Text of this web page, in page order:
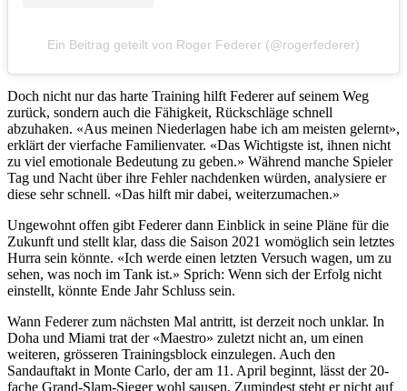
Ein Beitrag geteilt von Roger Federer (@rogerfederer)
Doch nicht nur das harte Training hilft Federer auf seinem Weg
zurück, sondern auch die Fähigkeit, Rückschläge schnell
abzuhaken. «Aus meinen Niederlagen habe ich am meisten gelernt»,
erklärt der vierfache Familienvater. «Das Wichtigste ist, ihnen nicht
zu viel emotionale Bedeutung zu geben.» Während manche Spieler
Tag und Nacht über ihre Fehler nachdenken würden, analysiere er
diese sehr schnell. «Das hilft mir dabei, weiterzumachen.»
Ungewohnt offen gibt Federer dann Einblick in seine Pläne für die
Zukunft und stellt klar, dass die Saison 2021 womöglich sein letztes
Hurra sein könnte. «Ich werde einen letzten Versuch wagen, um zu
sehen, was noch im Tank ist.» Sprich: Wenn sich der Erfolg nicht
einstellt, könnte Ende Jahr Schluss sein.
Wann Federer zum nächsten Mal antritt, ist derzeit noch unklar. In
Doha und Miami trat der «Maestro» zuletzt nicht an, um einen
weiteren, grösseren Trainingsblock einzulegen. Auch den
Sandauftakt in Monte Carlo, der am 11. April beginnt, lässt der 20-
fache Grand-Slam-Sieger wohl sausen. Zumindest steht er nicht auf